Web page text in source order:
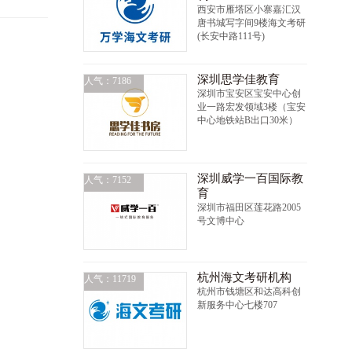
西安市雁塔区小寨嘉汇汉
唐书城写字间9楼海文考研
(长安中路111号)
人气：7186 深圳思学佳教育
深圳市宝安区宝安中心创
业一路宏发领域3楼（宝安
中心地铁站B出口30米）
人气：7152
深圳威学一百国际教
育
深圳市福田区莲花路2005
号文博中心
人气：11719 杭州海文考研机构
杭州市钱塘区和达高科创
新服务中心七楼707